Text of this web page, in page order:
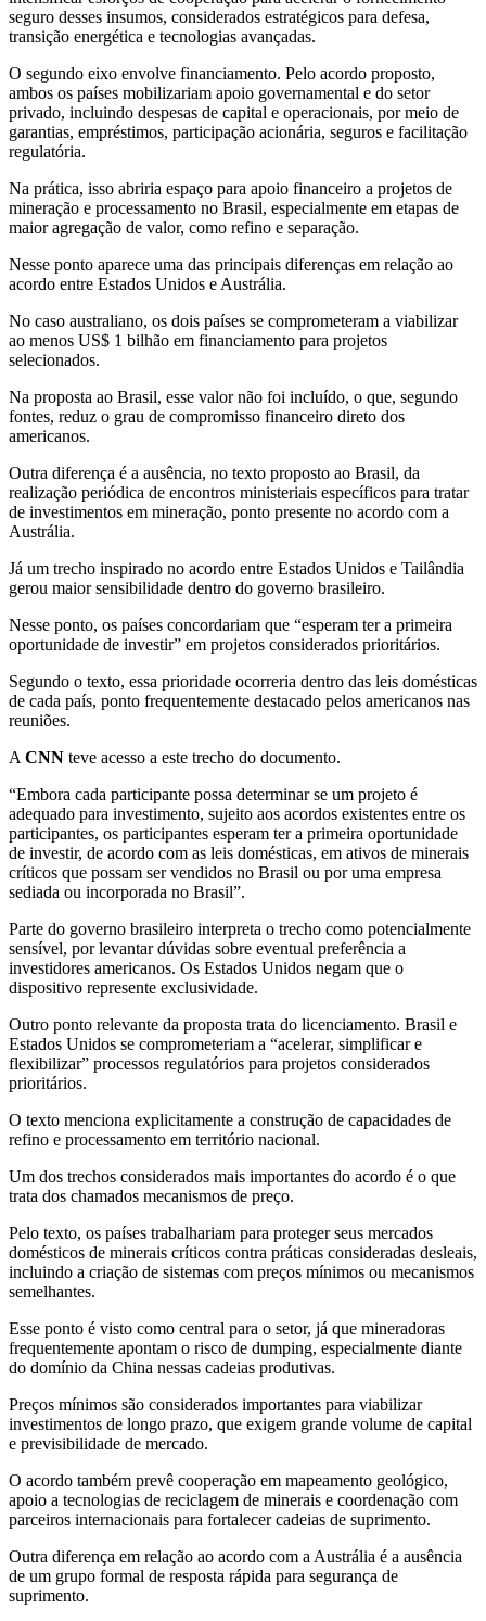
seguro desses insumos, considerados estratégicos para defesa,
transição energética e tecnologias avançadas.
O segundo eixo envolve financiamento. Pelo acordo proposto,
ambos os países mobilizariam apoio governamental e do setor
privado, incluindo despesas de capital e operacionais, por meio de
garantias, empréstimos, participação acionária, seguros e facilitação
regulatória.
Na prática, isso abriria espaço para apoio financeiro a projetos de
mineração e processamento no Brasil, especialmente em etapas de
maior agregação de valor, como refino e separação.
Nesse ponto aparece uma das principais diferenças em relação ao
acordo entre Estados Unidos e Austrália.
No caso australiano, os dois países se comprometeram a viabilizar
ao menos US$ 1 bilhão em financiamento para projetos
selecionados.
Na proposta ao Brasil, esse valor não foi incluído, o que, segundo
fontes, reduz o grau de compromisso financeiro direto dos
americanos.
Outra diferença é a ausência, no texto proposto ao Brasil, da
realização periódica de encontros ministeriais específicos para tratar
de investimentos em mineração, ponto presente no acordo com a
Austrália.
Já um trecho inspirado no acordo entre Estados Unidos e Tailândia
gerou maior sensibilidade dentro do governo brasileiro.
Nesse ponto, os países concordariam que “esperam ter a primeira
oportunidade de investir” em projetos considerados prioritários.
Segundo o texto, essa prioridade ocorreria dentro das leis domésticas
de cada país, ponto frequentemente destacado pelos americanos nas
reuniões.
A CNN teve acesso a este trecho do documento.
“Embora cada participante possa determinar se um projeto é
adequado para investimento, sujeito aos acordos existentes entre os
participantes, os participantes esperam ter a primeira oportunidade
de investir, de acordo com as leis domésticas, em ativos de minerais
críticos que possam ser vendidos no Brasil ou por uma empresa
sediada ou incorporada no Brasil”.
Parte do governo brasileiro interpreta o trecho como potencialmente
sensível, por levantar dúvidas sobre eventual preferência a
investidores americanos. Os Estados Unidos negam que o
dispositivo represente exclusividade.
Outro ponto relevante da proposta trata do licenciamento. Brasil e
Estados Unidos se comprometeriam a “acelerar, simplificar e
flexibilizar” processos regulatórios para projetos considerados
prioritários.
O texto menciona explicitamente a construção de capacidades de
refino e processamento em território nacional.
Um dos trechos considerados mais importantes do acordo é o que
trata dos chamados mecanismos de preço.
Pelo texto, os países trabalhariam para proteger seus mercados
domésticos de minerais críticos contra práticas consideradas desleais,
incluindo a criação de sistemas com preços mínimos ou mecanismos
semelhantes.
Esse ponto é visto como central para o setor, já que mineradoras
frequentemente apontam o risco de dumping, especialmente diante
do domínio da China nessas cadeias produtivas.
Preços mínimos são considerados importantes para viabilizar
investimentos de longo prazo, que exigem grande volume de capital
e previsibilidade de mercado.
O acordo também prevê cooperação em mapeamento geológico,
apoio a tecnologias de reciclagem de minerais e coordenação com
parceiros internacionais para fortalecer cadeias de suprimento.
Outra diferença em relação ao acordo com a Austrália é a ausência
de um grupo formal de resposta rápida para segurança de
suprimento.